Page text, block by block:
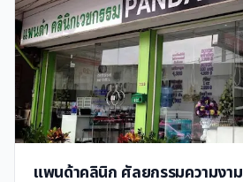
แพนด้าคลินิก ศัลยกรรมความงาม